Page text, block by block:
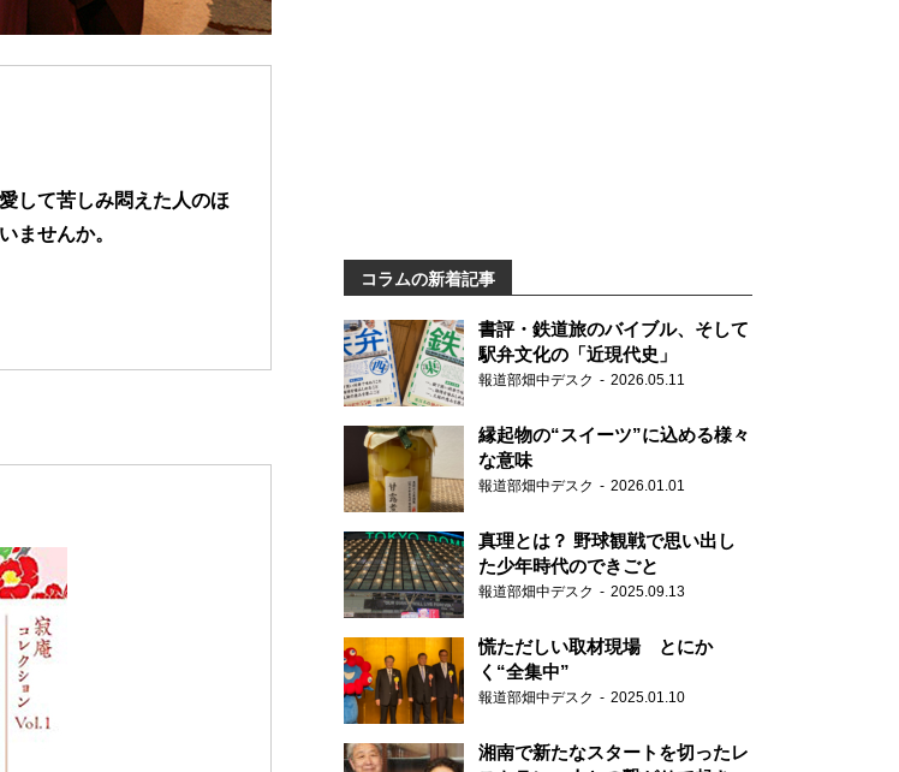
して苦しみ悶えた人のほ
ませんか。
コラムの新着記事
書評・鉄道旅のバイブル、そして
駅弁文化の「近現代史」
報道部畑中デスク 2026.05.11
縁起物の“スイーツ”に込める様々
な意味
報道部畑中デスク 2026.01.01
真理とは？ 野球観戦で思い出し
た少年時代のできごと
報道部畑中デスク 2025.09.13
慌ただしい取材現場 とにか
く“全集中”
報道部畑中デスク 2025.01.10
湘南で新たなスタートを切ったレ